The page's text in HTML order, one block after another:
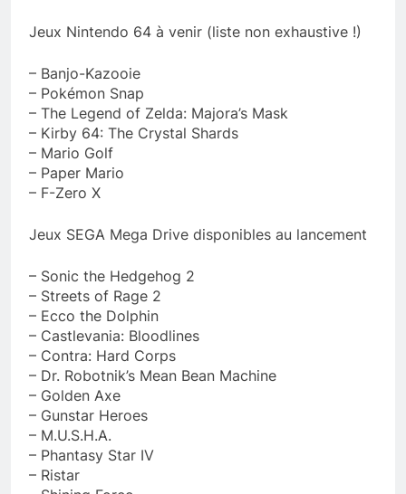
Jeux Nintendo 64 à venir (liste non exhaustive !)
– Banjo-Kazooie
– Pokémon Snap
– The Legend of Zelda: Majora’s Mask
– Kirby 64: The Crystal Shards
– Mario Golf
– Paper Mario
– F-Zero X
Jeux SEGA Mega Drive disponibles au lancement
– Sonic the Hedgehog 2
– Streets of Rage 2
– Ecco the Dolphin
– Castlevania: Bloodlines
– Contra: Hard Corps
– Dr. Robotnik’s Mean Bean Machine
– Golden Axe
– Gunstar Heroes
– M.U.S.H.A.
– Phantasy Star IV
– Ristar